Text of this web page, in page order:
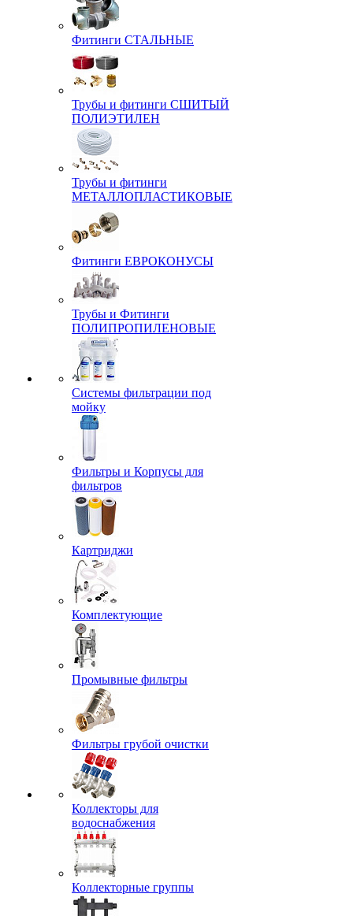
Фитинги СТАЛЬНЫЕ
Трубы и фитинги СШИТЫЙ
ПОЛИЭТИЛЕН
Трубы и фитинги
МЕТАЛЛОПЛАСТИКОВЫЕ
Фитинги ЕВРОКОНУСЫ
Трубы и Фитинги
ПОЛИПРОПИЛЕНОВЫЕ
Системы фильтрации под
мойку
Фильтры и Корпусы для
фильтров
Картриджи
Комплектующие
Промывные фильтры
Фильтры грубой очистки
Коллекторы для
водоснабжения
Коллекторные группы